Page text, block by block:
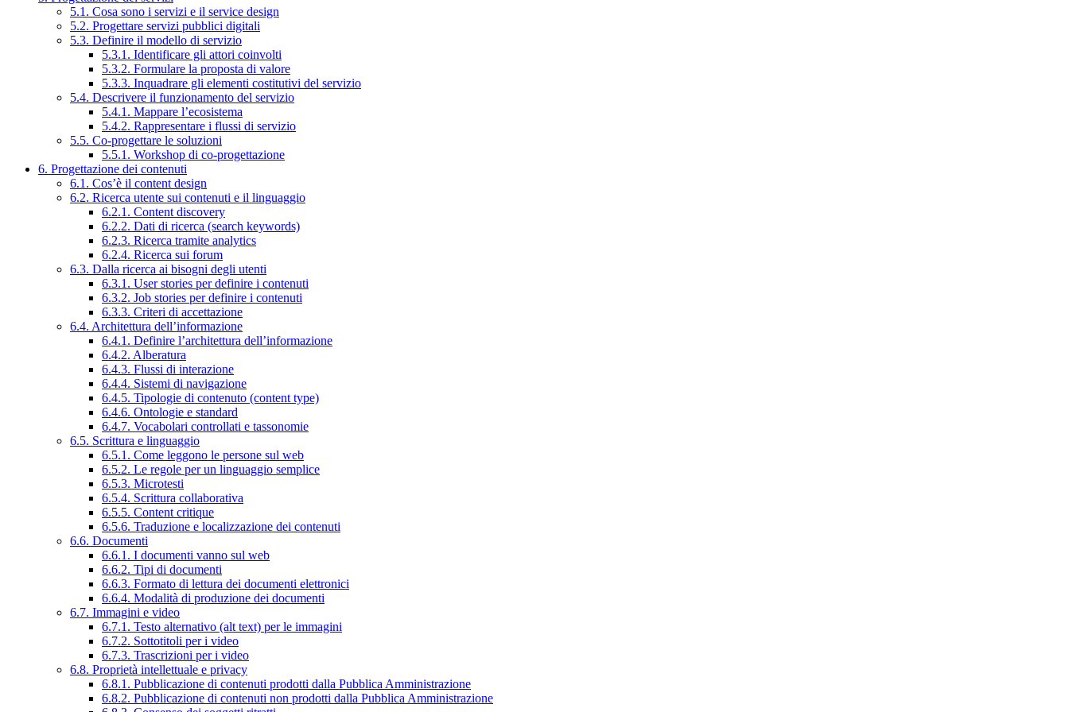
5.1. Cosa sono i servizi e il service design
5.2. Progettare servizi pubblici digitali
5.3. Definire il modello di servizio
5.3.1. Identificare gli attori coinvolti
5.3.2. Formulare la proposta di valore
5.3.3. Inquadrare gli elementi costitutivi del servizio
5.4. Descrivere il funzionamento del servizio
5.4.1. Mappare l’ecosistema
5.4.2. Rappresentare i flussi di servizio
5.5. Co-progettare le soluzioni
5.5.1. Workshop di co-progettazione
6. Progettazione dei contenuti
6.1. Cos’è il content design
6.2. Ricerca utente sui contenuti e il linguaggio
6.2.1. Content discovery
6.2.2. Dati di ricerca (search keywords)
6.2.3. Ricerca tramite analytics
6.2.4. Ricerca sui forum
6.3. Dalla ricerca ai bisogni degli utenti
6.3.1. User stories per definire i contenuti
6.3.2. Job stories per definire i contenuti
6.3.3. Criteri di accettazione
6.4. Architettura dell’informazione
6.4.1. Definire l’architettura dell’informazione
6.4.2. Alberatura
6.4.3. Flussi di interazione
6.4.4. Sistemi di navigazione
6.4.5. Tipologie di contenuto (content type)
6.4.6. Ontologie e standard
6.4.7. Vocabolari controllati e tassonomie
6.5. Scrittura e linguaggio
6.5.1. Come leggono le persone sul web
6.5.2. Le regole per un linguaggio semplice
6.5.3. Microtesti
6.5.4. Scrittura collaborativa
6.5.5. Content critique
6.5.6. Traduzione e localizzazione dei contenuti
6.6. Documenti
6.6.1. I documenti vanno sul web
6.6.2. Tipi di documenti
6.6.3. Formato di lettura dei documenti elettronici
6.6.4. Modalità di produzione dei documenti
6.7. Immagini e video
6.7.1. Testo alternativo (alt text) per le immagini
6.7.2. Sottotitoli per i video
6.7.3. Trascrizioni per i video
6.8. Proprietà intellettuale e privacy
6.8.1. Pubblicazione di contenuti prodotti dalla Pubblica Amministrazione
6.8.2. Pubblicazione di contenuti non prodotti dalla Pubblica Amministrazione